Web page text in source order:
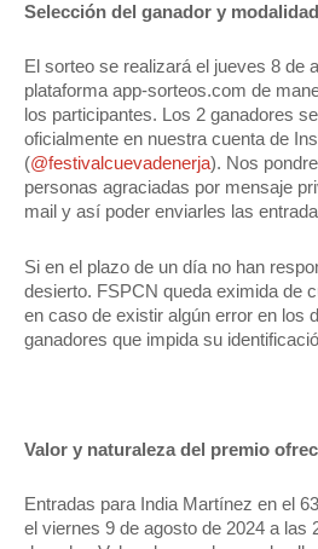
Selección del ganador y
El sorteo se realizará el jueves 8 de
plataforma app-sorteos.com de
los participantes. Los 2 ganadores
oficialmente en nuestra cuenta de
(@festivalcuevadenerja). Nos
personas agraciadas por mensaje
mail y así poder enviarles las
Si en el plazo de un día no han
desierto. FSPCN queda eximida de
en caso de existir algún error en los
ganadores que impida su
Valor y naturaleza del premio
Entradas para India Martínez en el
el viernes 9 de agosto de 2024 a las